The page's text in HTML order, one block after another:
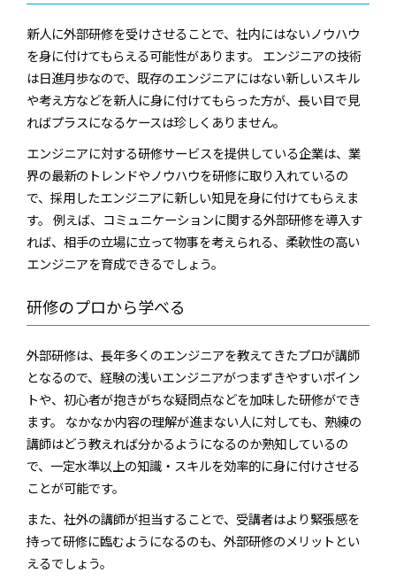
新人に外部研修を受けさせることで、社内にはないノウハウ
を身に付けてもらえる可能性があります。 エンジニアの技術
は日進月歩なので、既存のエンジニアにはない新しいスキル
や考え方などを新人に身に付けてもらった方が、長い目で見
ればプラスになるケースは珍しくありません。
エンジニアに対する研修サービスを提供している企業は、業
界の最新のトレンドやノウハウを研修に取り入れているの
で、採用したエンジニアに新しい知見を身に付けてもらえま
す。 例えば、コミュニケーションに関する外部研修を導入す
れば、相手の立場に立って物事を考えられる、柔軟性の高い
エンジニアを育成できるでしょう。
研修のプロから学べる
外部研修は、長年多くのエンジニアを教えてきたプロが講師
となるので、経験の浅いエンジニアがつまずきやすいポイン
トや、初心者が抱きがちな疑問点などを加味した研修ができ
ます。 なかなか内容の理解が進まない人に対しても、熟練の
講師はどう教えれば分かるようになるのか熟知しているの
で、一定水準以上の知識・スキルを効率的に身に付けさせる
ことが可能です。
また、社外の講師が担当することで、受講者はより緊張感を
持って研修に臨むようになるのも、外部研修のメリットとい
えるでしょう。